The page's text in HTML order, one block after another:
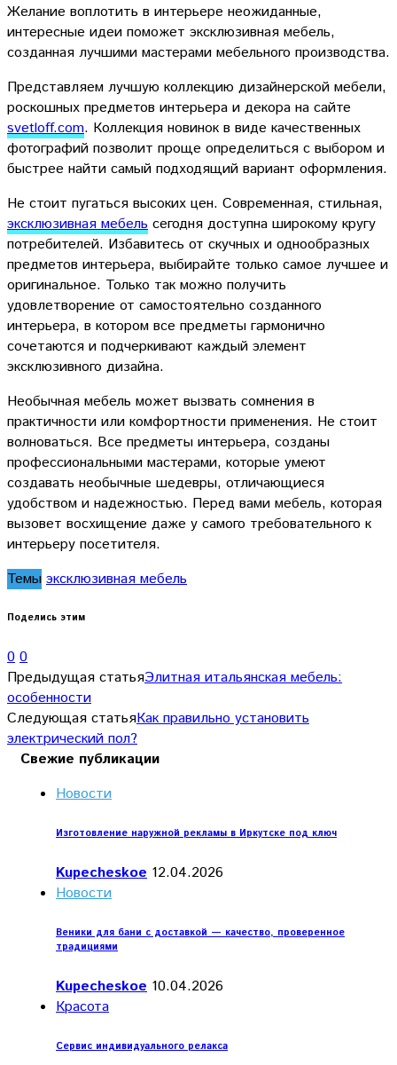
Желание воплотить в интерьере неожиданные,
интересные идеи поможет эксклюзивная мебель,
созданная лучшими мастерами мебельного производства.
Представляем лучшую коллекцию дизайнерской мебели,
роскошных предметов интерьера и декора на сайте
svetloff.com. Коллекция новинок в виде качественных
фотографий позволит проще определиться с выбором и
быстрее найти самый подходящий вариант оформления.
Не стоит пугаться высоких цен. Современная, стильная,
эксклюзивная мебель сегодня доступна широкому кругу
потребителей. Избавитесь от скучных и однообразных
предметов интерьера, выбирайте только самое лучшее и
оригинальное. Только так можно получить
удовлетворение от самостоятельно созданного
интерьера, в котором все предметы гармонично
сочетаются и подчеркивают каждый элемент
эксклюзивного дизайна.
Необычная мебель может вызвать сомнения в
практичности или комфортности применения. Не стоит
волноваться. Все предметы интерьера, созданы
профессиональными мастерами, которые умеют
создавать необычные шедевры, отличающиеся
удобством и надежностью. Перед вами мебель, которая
вызовет восхищение даже у самого требовательного к
интерьеру посетителя.
Темы эксклюзивная мебель
Поделись этим
0 0
Предыдущая статьяЭлитная итальянская мебель:
особенности
Следующая статьяКак правильно установить
электрический пол?
Свежие публикации
Новости
Изготовление наружной рекламы в Иркутске под ключ
Kupecheskoe 12.04.2026
Новости
Веники для бани с доставкой — качество, проверенное
традициями
Kupecheskoe 10.04.2026
Красота
Сервис индивидуального релакса